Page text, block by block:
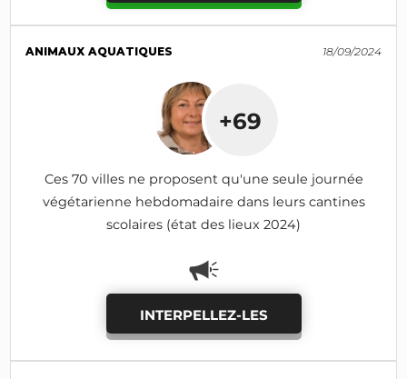
ANIMAUX AQUATIQUES 18/09/2024
+69
Ces 70 villes ne proposent qu'une seule journée
végétarienne hebdomadaire dans leurs cantines
scolaires (état des lieux 2024)
INTERPELLEZ-LES